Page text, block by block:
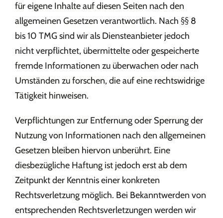
für eigene Inhalte auf diesen Seiten nach den
allgemeinen Gesetzen verantwortlich. Nach §§ 8
bis 10 TMG sind wir als Diensteanbieter jedoch
nicht verpflichtet, übermittelte oder gespeicherte
fremde Informationen zu überwachen oder nach
Umständen zu forschen, die auf eine rechtswidrige
Tätigkeit hinweisen.
Verpflichtungen zur Entfernung oder Sperrung der
Nutzung von Informationen nach den allgemeinen
Gesetzen bleiben hiervon unberührt. Eine
diesbezügliche Haftung ist jedoch erst ab dem
Zeitpunkt der Kenntnis einer konkreten
Rechtsverletzung möglich. Bei Bekanntwerden von
entsprechenden Rechtsverletzungen werden wir